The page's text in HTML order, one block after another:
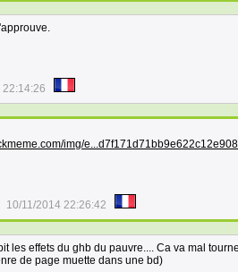
22:14:26
img/
10/11/2014 22:26:42
les effets du ghb du pauvre.... Ca va mal
de page muette dans une bd)